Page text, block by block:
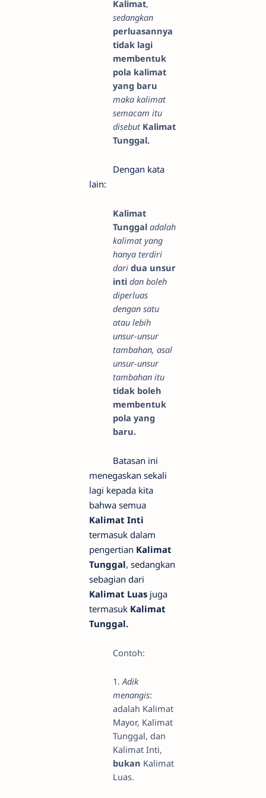
Kalimat,
sedangkan
perluasannya
tidak lagi
membentuk
pola kalimat
yang baru
maka kalimat
semacam itu
disebut Kalimat
Tunggal.
Dengan kata
lain:
Kalimat
Tunggal adalah
kalimat yang
hanya terdiri
dari dua unsur
inti dan boleh
diperluas
dengan satu
atau lebih
unsur-unsur
tambahan, asal
unsur-unsur
tambahan itu
tidak boleh
membentuk
pola yang
baru.
Batasan ini
menegaskan sekali
lagi kepada kita
bahwa semua
Kalimat Inti
termasuk dalam
pengertian Kalimat
Tunggal, sedangkan
sebagian dari
Kalimat Luas juga
termasuk Kalimat
Tunggal.
Contoh:
1. Adik
menangis:
adalah Kalimat
Mayor, Kalimat
Tunggal, dan
Kalimat Inti,
bukan Kalimat
Luas.